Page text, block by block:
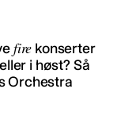
fire konserter
i høst? Så
Orchestra